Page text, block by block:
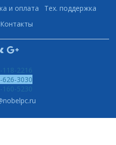
и оплата
Тех. поддержка
Контакты
118-2216
626-3030
160-5230